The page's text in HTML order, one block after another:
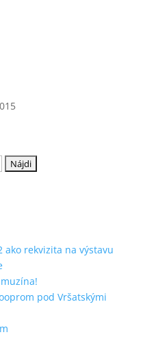
ako rekvizita na výstavu
pod Vršatskými